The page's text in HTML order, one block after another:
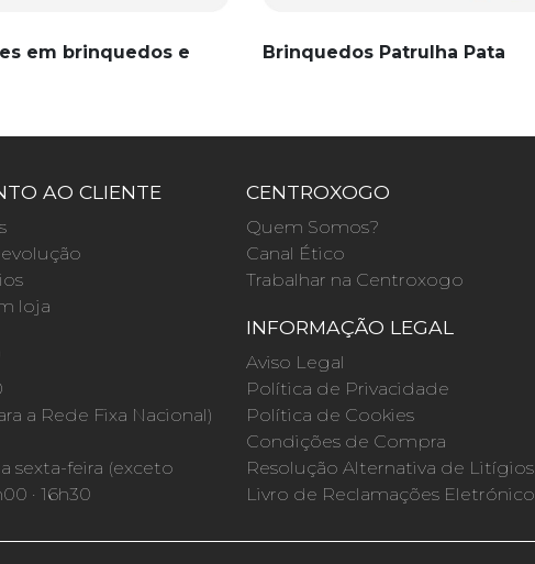
em brinquedos e
Brinquedos Patrulha Pata
AO CLIENTE
loja
a Rede Fixa Nacional)
sexta-feira (exceto
· 16h30
CENTROXOGO
Quem Somos?
Canal Ético
Trabalhar na Centroxogo
INFORMAÇÃO LEGAL
Aviso Legal
Política de Privacidade
Política de Cookies
Condições de Compra
Resolução Alternativa de Litígios
Livro de Reclamações Eletrónico